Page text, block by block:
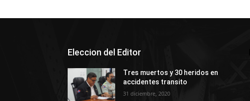
Eleccion del Editor
Tres muertos y 30 heridos en
accidentes transito
31 diciembre, 2020